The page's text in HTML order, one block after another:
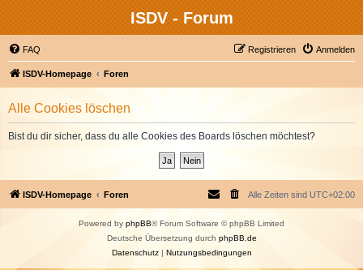
ISDV - Forum
FAQ Anmelden
Registrieren
ISDV-Homepage Foren
Alle Cookies löschen
Bist du dir sicher, dass du alle Cookies des Boards löschen möchtest?
ISDV-Homepage Foren Alle Zeiten sind UTC+02:00
Powered by phpBB® Forum Software © phpBB Limited
Deutsche Übersetzung durch phpBB.de
Datenschutz| Nutzungsbedingungen